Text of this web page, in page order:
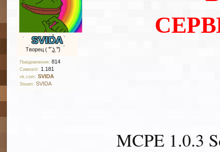
SVIDA
Творец ( ͡° ͜ʖ ͡°)
Повідомлення: 814
Симпатії: 1.181
vk.com: SVIDA
Steam: SVIDA
MCPE 1.0.3